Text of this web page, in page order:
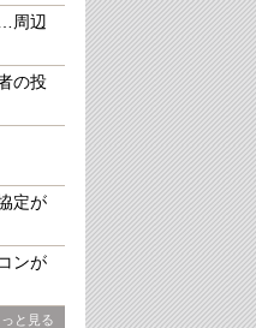
周辺
の投
定が
ンが
と見る